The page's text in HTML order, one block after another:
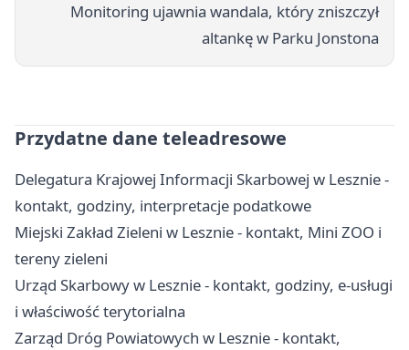
Monitoring ujawnia wandala, który zniszczył
altankę w Parku Jonstona
Przydatne dane teleadresowe
Delegatura Krajowej Informacji Skarbowej w Lesznie -
kontakt, godziny, interpretacje podatkowe
Miejski Zakład Zieleni w Lesznie - kontakt, Mini ZOO i
tereny zieleni
Urząd Skarbowy w Lesznie - kontakt, godziny, e-usługi
i właściwość terytorialna
Zarząd Dróg Powiatowych w Lesznie - kontakt,